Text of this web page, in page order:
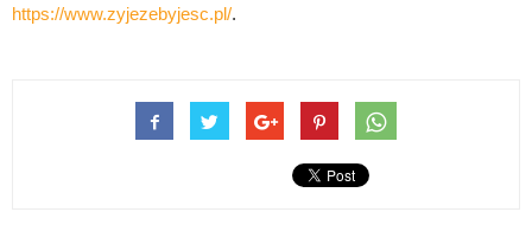
https://www.zyjezebyjesc.pl/.